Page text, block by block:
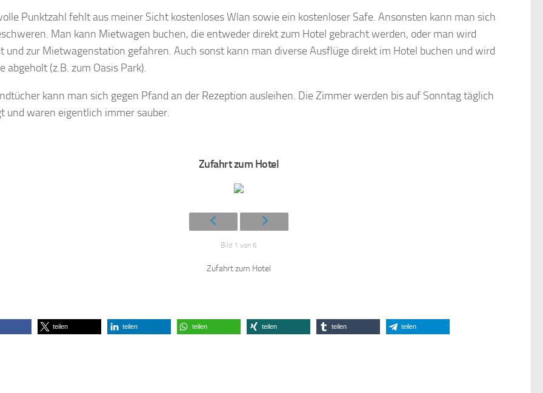
Punktzahl fehlt aus meiner Sicht kostenloses Wlan sowie ein kostenloser Safe. Ansonsten kann man sich
Man kann Mietwagen buchen, die entweder direkt zum Hotel gebracht werden, oder man wird
und zur Mietwagenstation gefahren. Auch sonst kann man diverse Ausflüge direkt im Hotel buchen und wird
abgeholt (z.B. zum Oasis Park).
kann man sich gegen Pfand an der Rezeption ausleihen. Die Zimmer werden bis auf Sonntag täglich
und waren eigentlich immer sauber.
Zufahrt zum Hotel
Bild 1 von 6
Zufahrt zum Hotel
teilen teilen teilen teilen teilen teilen